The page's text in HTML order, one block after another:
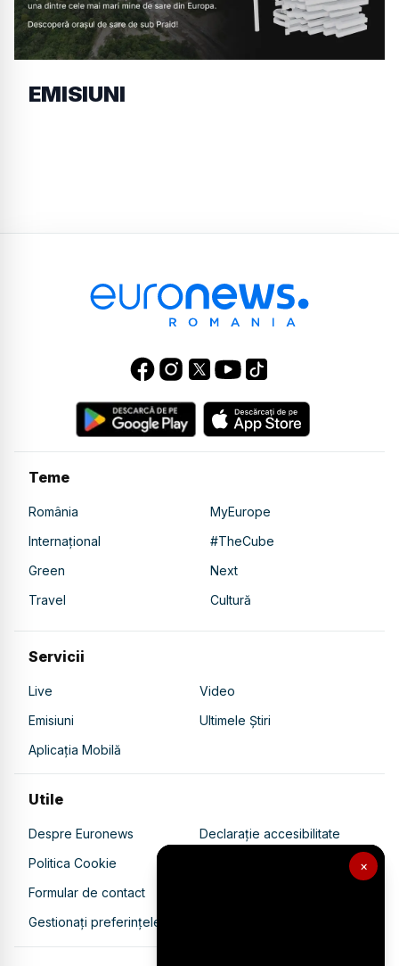
×
EMISIUNI
Teme
România
MyEurope
Internațional
#TheCube
Green
Next
Travel
Cultură
Servicii
Live
Video
Emisiuni
Ultimele Știri
Aplicația Mobilă
Utile
Despre Euronews
Declarație accesibilitate
Politica Cookie
Politica de confidențialitate
Formular de contact
Gestionați preferințele